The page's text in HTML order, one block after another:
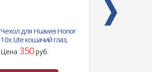
Чехол для Huawei Honor
10x Lite кошачий глаз,
красочный рисунок, SL
1957
Цена 350руб.